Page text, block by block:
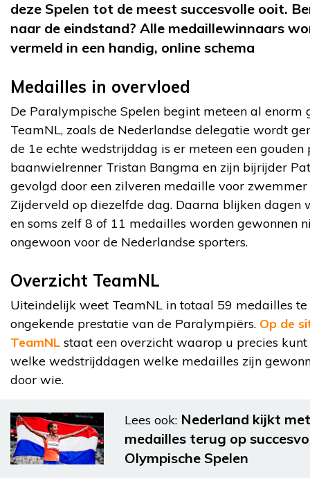
deze Spelen tot de meest succesvolle ooit.
naar de eindstand? Alle medaillewinnaars
vermeld in een handig, online schema
Medailles in overvloed
De Paralympische Spelen begint meteen al enorm
TeamNL, zoals de Nederlandse delegatie wordt
de 1e echte wedstrijddag is er meteen een gouden
baanwielrenner Tristan Bangma en zijn bijrijder
gevolgd door een zilveren medaille voor
Zijderveld op diezelfde dag. Daarna blijken dagen
en soms zelf 8 of 11 medailles worden gewonnen
ongewoon voor de Nederlandse sporters.
Overzicht TeamNL
Uiteindelijk weet TeamNL in totaal 59 medailles te
ongekende prestatie van de Paralympiërs. Op de
TeamNL staat een overzicht waarop u precies kunt
welke wedstrijddagen welke medailles zijn
door wie.
Lees ook: Nederland kijkt
medailles terug op
Olympische Spelen